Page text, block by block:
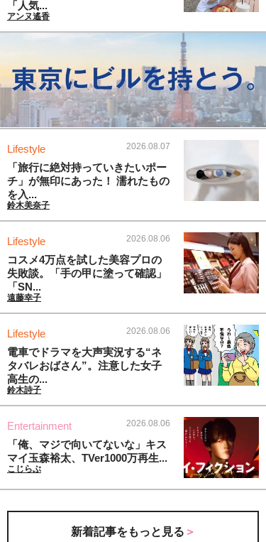
「人気...
アンヌ遙香
Lifestyle 2026.08.07
「旅行に絶対持っていきたいポー
チ」が無印にあった！ 濡れたもの
を入...
鈴木美奈子
Lifestyle 2026.08.06
コスメ4万点を試した美容プロの
失敗談。「手の甲に塗って確認」
「SN...
遠藤幸子
Lifestyle 2026.08.06
電車でドラマを大声実況する“ネ
タバレおばさん”。注意した女子
高生の...
鈴木詩子
Entertainment 2026.08.06
「俺、マジで向いてないな」キス
マイ玉森裕太、TVer1000万再生...
こじらぶ
新着記事をもっと見る